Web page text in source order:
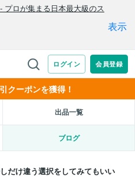
クーポンを獲得！
出品一覧
ブログ
だけ違う選択をしてみてもいい